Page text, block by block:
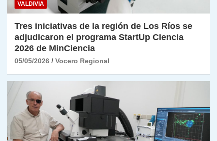
VALDIVIA
Tres iniciativas de la región de Los Ríos se
adjudicaron el programa StartUp Ciencia
2026 de MinCiencia
05/05/2026 Vocero Regional